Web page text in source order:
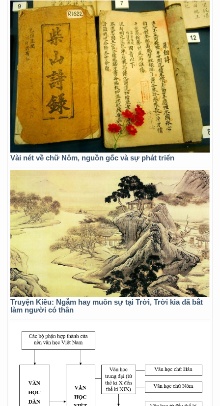
Vài nét về chữ Nôm, nguồn gốc và sự phát triển
Truyện Kiều: Ngẫm hay muôn sự tại Trời, Trời kia đã bắt
làm người có thân